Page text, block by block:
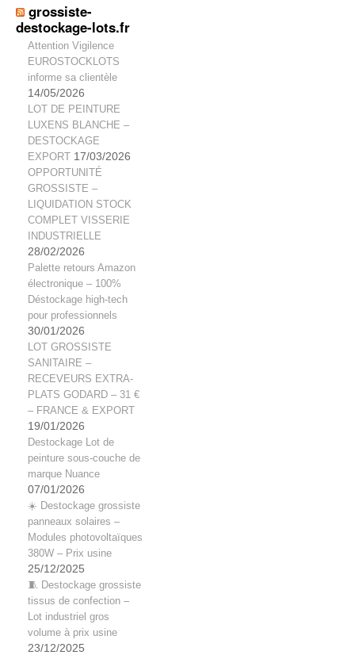
grossiste-
destockage-lots.fr
Attention Vigilence
EUROSTOCKLOTS
informe sa clientèle
14/05/2026
LOT DE PEINTURE
LUXENS BLANCHE –
DESTOCKAGE
EXPORT 17/03/2026
OPPORTUNITÉ
GROSSISTE –
LIQUIDATION STOCK
COMPLET VISSERIE
INDUSTRIELLE
28/02/2026
Palette retours Amazon
électronique – 100%
Déstockage high-tech
pour professionnels
30/01/2026
LOT GROSSISTE
SANITAIRE –
RECEVEURS EXTRA-
PLATS GODARD – 31 €
– FRANCE & EXPORT
19/01/2026
Destockage Lot de
peinture sous-couche de
marque Nuance
07/01/2026
☀️ Destockage grossiste
panneaux solaires –
Modules photovoltaïques
380W – Prix usine
25/12/2025
🧵 Destockage grossiste
tissus de confection –
Lot industriel gros
volume à prix usine
23/12/2025